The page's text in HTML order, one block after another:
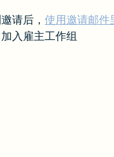
请后， 使用邀请邮件
入雇主工作组